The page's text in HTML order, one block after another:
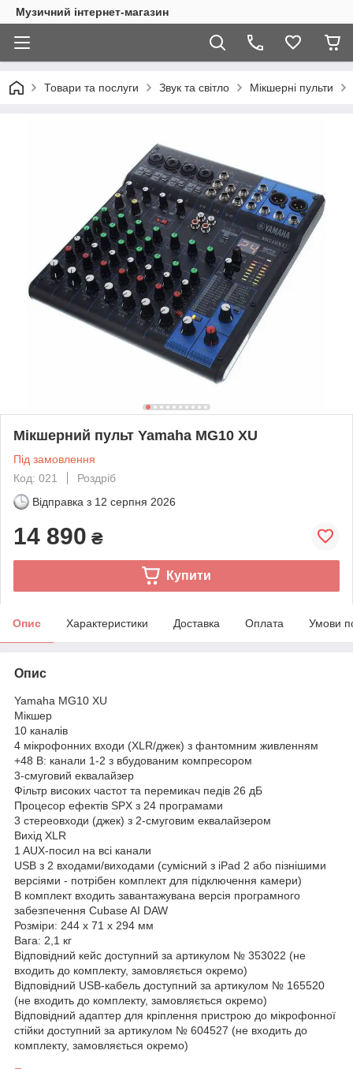
Музичний інтернет-магазин
Товари та послуги Звук та світло Мікшерні пульти
Мікшерний пульт Yamaha MG10 XU
Під замовлення
Код: 021
Роздріб
Відправка з 12 серпня 2026
14 890 ₴
Купити
Опис Характеристики Доставка Оплата Умови
Опис
Yamaha MG10 XU
Мікшер
10 каналів
4 мікрофонних входи (XLR/джек) з фантомним живленням
+48 В: канали 1-2 з вбудованим компресором
3-смуговий еквалайзер
Фільтр високих частот та перемикач педів 26 дБ
Процесор ефектів SPX з 24 програмами
3 стереовходи (джек) з 2-смуговим еквалайзером
Вихід XLR
1 AUX-посил на всі канали
USB з 2 входами/виходами (сумісний з iPad 2 або пізнішими
версіями - потрібен комплект для підключення камери)
В комплект входить завантажувана версія програмного
забезпечення Cubase AI DAW
Розміри: 244 x 71 x 294 мм
Вага: 2,1 кг
Відповідний кейс доступний за артикулом № 353022 (не
входить до комплекту, замовляється окремо)
Відповідний USB-кабель доступний за артикулом № 165520
(не входить до комплекту, замовляється окремо)
Відповідний адаптер для кріплення пристрою до мікрофонної
стійки доступний за артикулом № 604527 (не входить до
комплекту, замовляється окремо)